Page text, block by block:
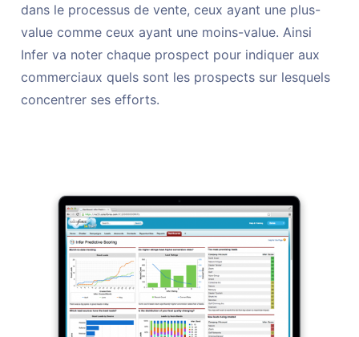
dans le processus de vente, ceux ayant une plus-
value comme ceux ayant une moins-value. Ainsi
Infer va noter chaque prospect pour indiquer aux
commerciaux quels sont les prospects sur lesquels
concentrer ses efforts.